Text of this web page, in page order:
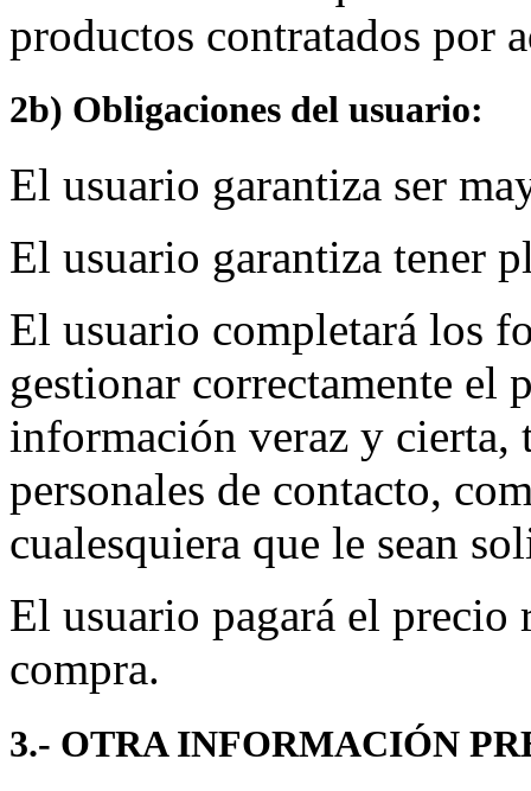
productos contratados por
2b) Obligaciones del usuario:
El usuario garantiza ser
El usuario garantiza tener
El usuario completará los
gestionar correctamente el
información veraz y cierta,
personales de contacto,
cualesquiera que le sean
El usuario pagará el precio
compra.
3.- OTRA INFORMACIÓN